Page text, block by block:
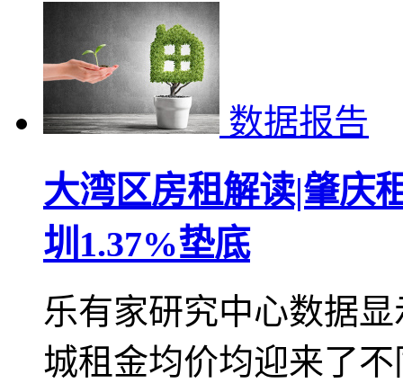
数据报告
大湾区房租解读|肇庆
圳1.37%垫底
乐有家研究中心数据
城租金均价均迎来了